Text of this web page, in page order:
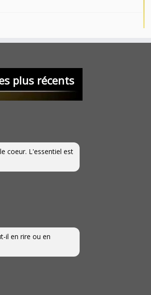
plus récents
coeur. L'essentiel est
il en rire ou en